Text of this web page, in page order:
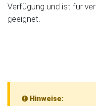
Verfügung und ist für
geeignet.
Hinweise: